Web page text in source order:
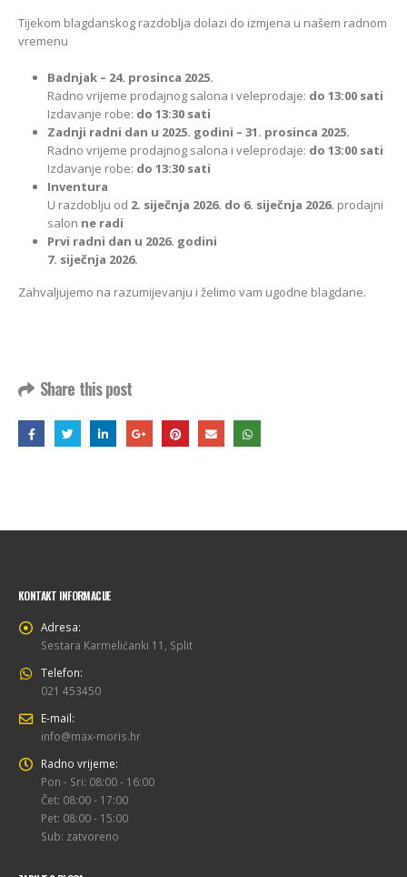
Tijekom blagdanskog razdoblja dolazi do izmjena u našem radnom
vremenu
Badnjak – 24. prosinca 2025.
Radno vrijeme prodajnog salona i veleprodaje: do 13:00 sati
Izdavanje robe: do 13:30 sati
Zadnji radni dan u 2025. godini – 31. prosinca 2025.
Radno vrijeme prodajnog salona i veleprodaje: do 13:00 sati
Izdavanje robe: do 13:30 sati
Inventura
U razdoblju od 2. siječnja 2026. do 6. siječnja 2026. prodajni
salon ne radi
Prvi radni dan u 2026. godini
7. siječnja 2026.
Zahvaljujemo na razumijevanju i želimo vam ugodne blagdane.
Share this post
EGGER Dekorativna
Inspiracija bez granica:
Pogledajte kako Lamello
spaja i najzahtjevnije
kutove
12/05/2026
format podnih daski?
podove
KONTAKT INFORMACIJE
Adresa:
Sestara Karmelićanki 11, Split
Telefon:
021 453450
E-mail:
info@max-moris.hr
Radno vrijeme:
Pon - Sri: 08:00 - 16:00
Čet: 08:00 - 17:00
Pet: 08:00 - 15:00
Sub: zatvoreno